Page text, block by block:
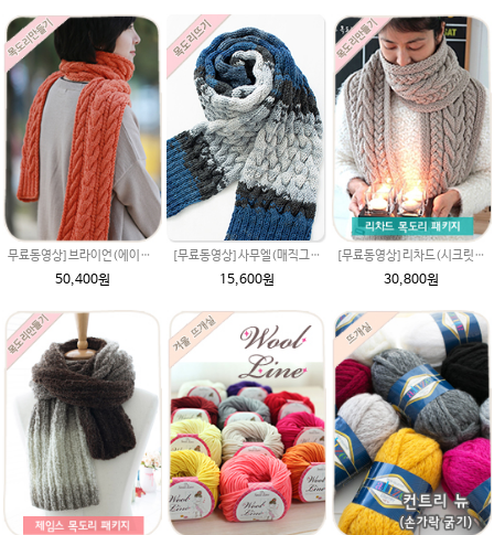
무료동영상]브라이언(에이미울) 크리스마스 이벤트선물 뜨개질 손뜨개질 커플 남여목도리패키지 뜨기도안 동영상/목도리만들기/목도리
50,400원
[무료동영상]사무엘(매직그라데이션)목도리패키지 이지프린트뜨개실 손뜨개질 diy 뜨개질뜨기무늬도안 뜨는법 남자친구 따뜻한 크리스마스선물 털실
15,600원
[무료동영상]리차드(시크릿울) 목도리만들기 diy 꽈배기무늬뜨기 뜨개질패키지 손뜨게 대바늘 제일모직 털실
30,800원